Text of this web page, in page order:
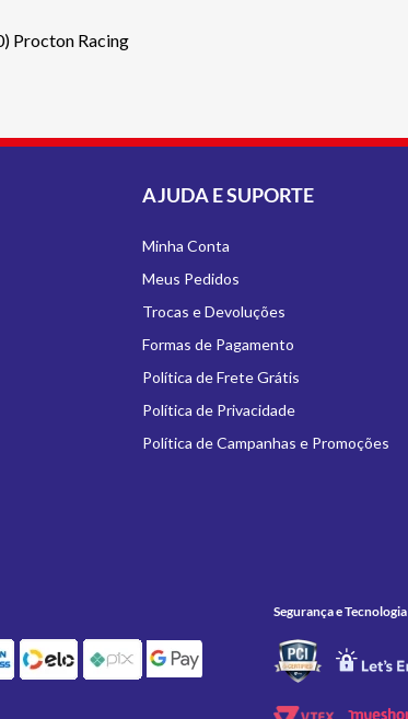
Procton Racing
AJUDA E SUPORTE
Minha Conta
Meus Pedidos
Trocas e Devoluções
Formas de Pagamento
Política de Frete Grátis
Política de Privacidade
Política de Campanhas e Promoções
Segurança e Tecnologia